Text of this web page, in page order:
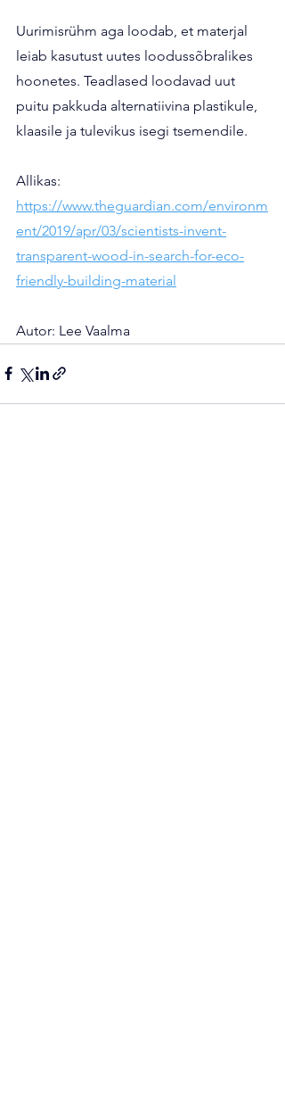
Uurimisrühm aga loodab, et materjal
leiab kasutust uutes loodussõbralikes
hoonetes. Teadlased loodavad uut
puitu pakkuda alternatiivina plastikule,
klaasile ja tulevikus isegi tsemendile.
Allikas:
https://www.theguardian.com/environm
ent/2019/apr/03/scientists-invent-
transparent-wood-in-search-for-eco-
friendly-building-material
Autor: Lee Vaalma